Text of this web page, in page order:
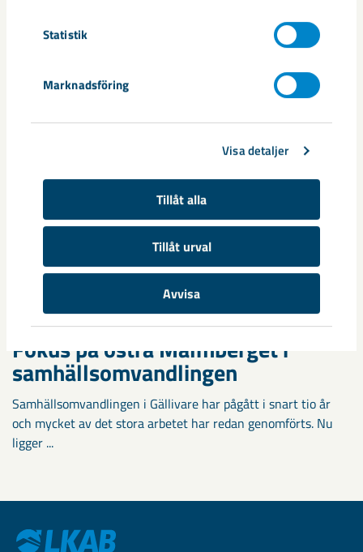
Statistik
Marknadsföring
Visa detaljer
Tillåt alla
Tillåt urval
Avvisa
Nytt sovringsverk växer fram
Anläggningen kommer att ersätta det befintliga verket från
Fokus på östra Malmberget i
samhällsomvandlingen
Samhällsomvandlingen i Gällivare har pågått i snart tio år
och mycket av det stora arbetet har redan genomförts. Nu
ligger ...